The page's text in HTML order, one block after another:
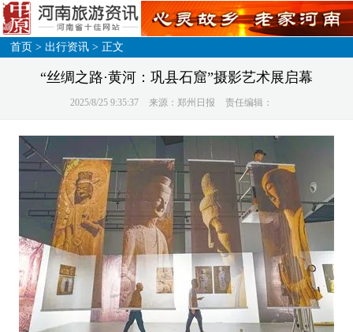
首页 >出行资讯 > 正文
“丝绸之路·黄河：巩县石窟”摄影艺术展启幕
2025/8/25 9:35:37 来源：郑州日报 责任编辑：